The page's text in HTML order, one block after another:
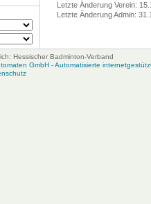
Letzte Änderung Verein:
Letzte Änderung Admin:
Hessischer Badminton-Verband
GmbH - Automatisierte